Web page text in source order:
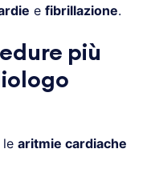
e fibrillazione.
più
aritmie cardiache